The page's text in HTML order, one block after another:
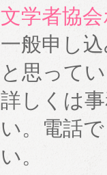
文学者協
一般申し
と思って
詳しくは
い。電話
い。